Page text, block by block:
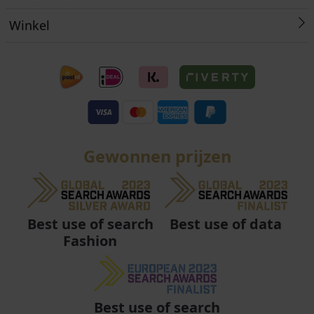
Winkel
Gewonnen prijzen
Best use of search
Fashion
Best use of data
Best use of search